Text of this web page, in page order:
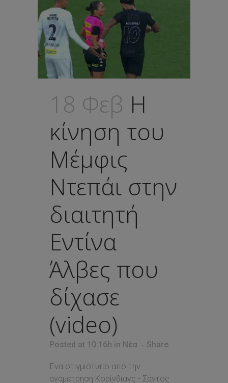
18 Φεβ Η
κίνηση του
Μέμφις
Ντεπάι στην
διαιτητή
Εντίνα
Άλβες που
δίχασε
(video)
Posted at 10:16h in Νέα Share
Ένα στιγμιότυπο από την
αναμέτρηση Κορίνθιανς - Σάντος